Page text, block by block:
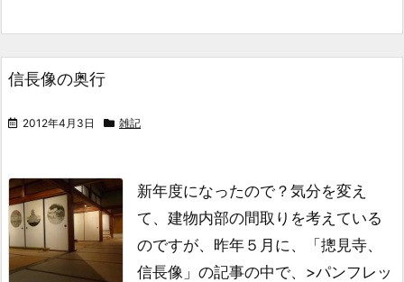
信長像の奥行
2012年4月3日 雑記
新年度になったので？気分を変え
て、 建物内部の間取りを考えている
のですが、 昨年５月に、「摠見寺、
信長像」の記事の中で、 >パンフレッ